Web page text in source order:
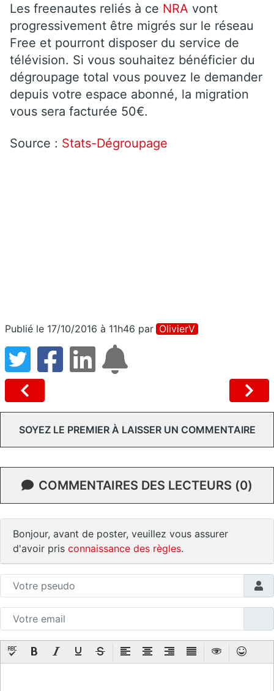
Les freenautes reliés à ce NRA vont
progressivement être migrés sur le réseau
Free et pourront disposer du service de
télévision. Si vous souhaitez bénéficier du
dégroupage total vous pouvez le demander
depuis votre espace abonné, la migration
vous sera facturée 50€.
Source : Stats-Dégroupage
Publié le 17/10/2016 à 11h46 par OlivierV
SOYEZ LE PREMIER À LAISSER UN COMMENTAIRE
COMMENTAIRES DES LECTEURS (0)
Bonjour, avant de poster, veuillez vous assurer
d'avoir pris connaissance des règles.